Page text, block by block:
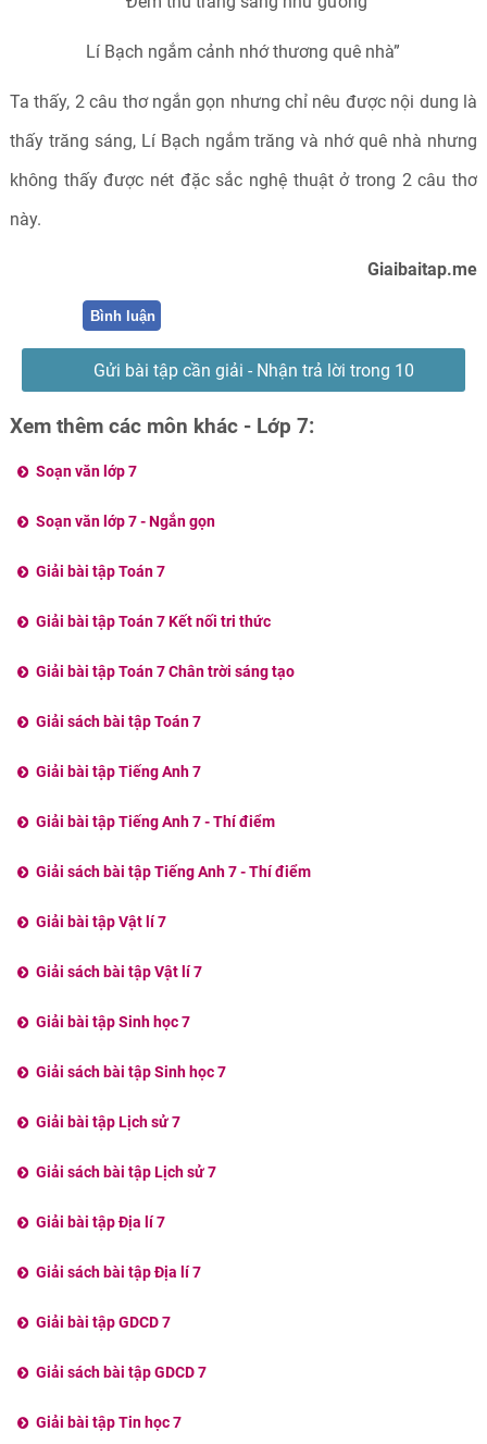
Lí Bạch ngắm cảnh nhớ thương quê nhà”
Ta thấy, 2 câu thơ ngắn gọn nhưng chỉ nêu được nội dung là
thấy trăng sáng, Lí Bạch ngắm trăng và nhớ quê nhà nhưng
không thấy được nét đặc sắc nghệ thuật ở trong 2 câu thơ
này.
Giaibaitap.me
Bình luận
Gửi bài tập cần giải - Nhận trả lời trong 10
phút
Xem thêm các môn khác - Lớp 7:
Soạn văn lớp 7
Soạn văn lớp 7 - Ngắn gọn
Giải bài tập Toán 7
Giải bài tập Toán 7 Kết nối tri thức
Giải bài tập Toán 7 Chân trời sáng tạo
Giải sách bài tập Toán 7
Giải bài tập Tiếng Anh 7
Giải bài tập Tiếng Anh 7 - Thí điểm
Giải sách bài tập Tiếng Anh 7 - Thí điểm
Giải bài tập Vật lí 7
Giải sách bài tập Vật lí 7
Giải bài tập Sinh học 7
Giải sách bài tập Sinh học 7
Giải bài tập Lịch sử 7
Giải sách bài tập Lịch sử 7
Giải bài tập Địa lí 7
Giải sách bài tập Địa lí 7
Giải bài tập GDCD 7
Giải sách bài tập GDCD 7
Giải bài tập Tin học 7